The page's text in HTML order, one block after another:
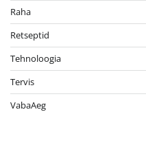
Raha
Retseptid
Tehnoloogia
Tervis
VabaAeg